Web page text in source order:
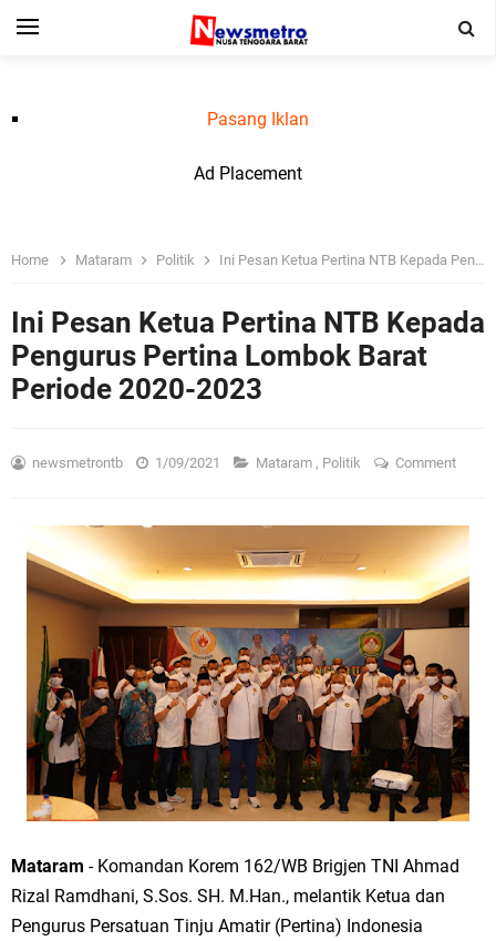
Pasang Iklan
Ad Placement
Home Mataram Politik Ini Pesan Ketua Pertina NTB Kepada Pengurus Pertina Lombok Barat Periode 2020-2023
Ini Pesan Ketua Pertina NTB Kepada
Pengurus Pertina Lombok Barat
Periode 2020-2023
newsmetrontb 1/09/2021 Mataram , Politik Comment
Mataram - Komandan Korem 162/WB Brigjen TNI Ahmad
Rizal Ramdhani, S.Sos. SH. M.Han., melantik Ketua dan
Pengurus Persatuan Tinju Amatir (Pertina) Indonesia